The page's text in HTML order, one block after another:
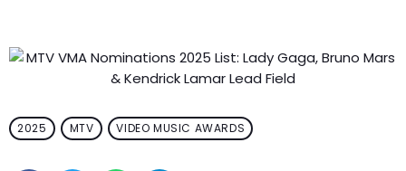
2025 MTV VIDEO MUSIC AWARDS